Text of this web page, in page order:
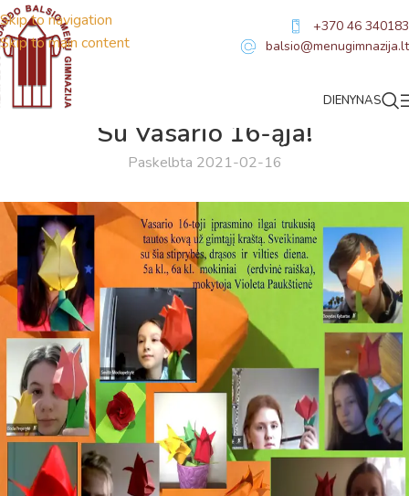
Skip to navigation
Skip to main content
+370 46 340183
balsio@menugimnazija.lt
DIENYNAS
Su Vasario 16-ąja!
Paskelbta 2021-02-16
Virtualus asistentas E. Balsio gimnazijos DI
Sveiki! Taip, aš esu virtualus. Tačiau dirbtinis intelektas
suteikia man galimybę ne tik analizuoti Jūsų klausimą, bet
dar tobulai atsimenu visą šioje svetainėje pateiktą
informaciją. Jei visgi man pritrūks išmanumo - pateiksiu
Jums reikiamus kontaktus, kur galėsite pasiklausti
atsakingo specialisto.
Taigi... kuo galėčiau Jums padėti?